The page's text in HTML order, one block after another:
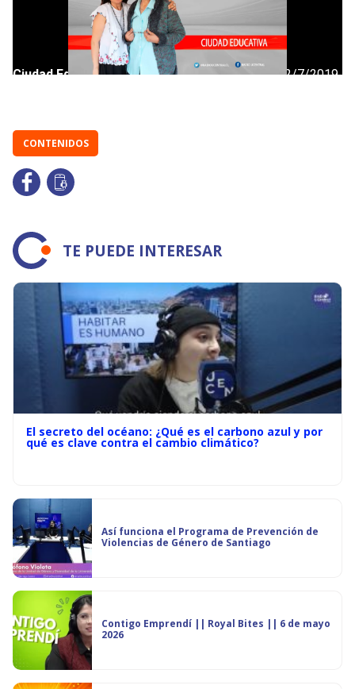
CONTENIDOS
TE PUEDE INTERESAR
El secreto del océano: ¿Qué es el carbono azul y por
qué es clave contra el cambio climático?
Así funciona el Programa de Prevención de
Violencias de Género de Santiago
Contigo Emprendí || Royal Bites || 6 de mayo
2026